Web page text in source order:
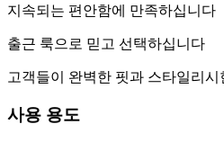
지속되는 편안함에 만족하십니다
출근 룩으로 믿고 선택하십니다
고객들이 완벽한 핏과 스타일리
사용 용도